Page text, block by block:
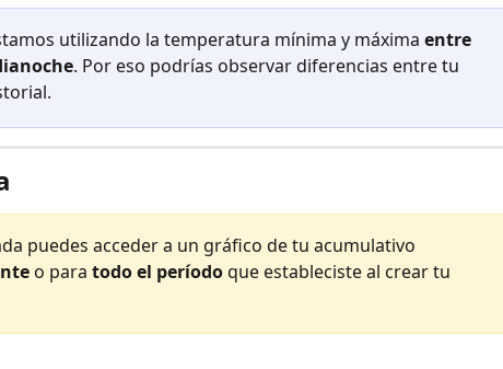
utilizando la temperatura mínima y máxima entre
. Por eso podrías observar diferencias entre tu
puedes acceder a un gráfico de tu acumulativo
o para todo el período que estableciste al crear tu